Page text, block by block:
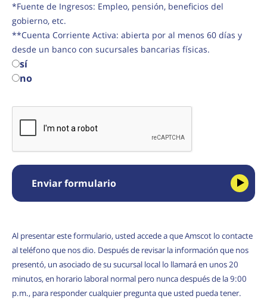
*Fuente de Ingresos: Empleo, pensión, beneficios del
gobierno, etc.
**Cuenta Corriente Activa: abierta por al menos 60 días y
desde un banco con sucursales bancarias físicas.
sí
no
Enviar formulario
Al presentar este formulario, usted accede a que Amscot lo contacte
al teléfono que nos dio. Después de revisar la información que nos
presentó, un asociado de su sucursal local lo llamará en unos 20
minutos, en horario laboral normal pero nunca después de la 9:00
p.m., para responder cualquier pregunta que usted pueda tener.